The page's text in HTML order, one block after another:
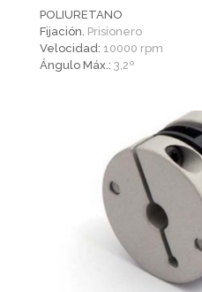
POLIURETANO
Fijación. Prisionero
Velocidad: 10000 rpm
Ángulo Máx.: 3,2º